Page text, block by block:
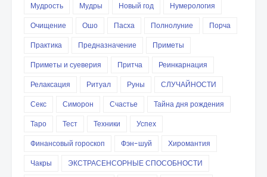
Мудрость
Мудры Новый год
Нумерология
Очищение
Ошо Пасха Полнолуние
Порча
Практика
Предназначение
Приметы
Приметы и суеверия
Притча
Реинкарнация
Релаксация
Ритуал Руны
СЛУЧАЙНОСТИ
Секс
Симорон Счастье
Тайна дня рождения
Таро
Тест Техники
Успех
Финансовый гороскоп
Фэн-шуй
Хиромантия
Чакры
ЭКСТРАСЕНСОРНЫЕ СПОСОБНОСТИ